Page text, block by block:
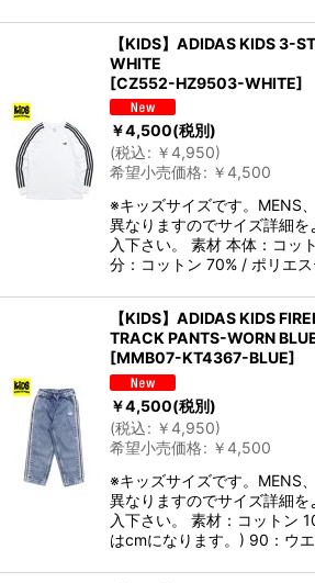
【KIDS】ADIDAS KIDS 3-
WHITE
[CZ552-HZ9503-WHITE]
￥4,500(税別)
(税込: ￥4,950)
希望小売価格: ￥4,500
※キッズサイズです。MENS
異なりますのでサイズ詳細
入下さい。 素材 本体：コッ
分：コットン 70% / ポリエ
【KIDS】ADIDAS KIDS
TRACK PANTS-WORN
[MMB07-KT4367-BLUE]
￥4,500(税別)
(税込: ￥4,950)
希望小売価格: ￥4,500
※キッズサイズです。MENS
異なりますのでサイズ詳細
入下さい。 素材：コットン
はcmになります。) 90：ウ